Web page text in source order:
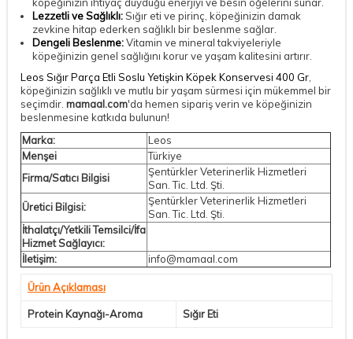
Lezzetli ve Sağlıklı: Sığır eti ve pirinç, köpeğinizin damak
zevkine hitap ederken sağlıklı bir beslenme sağlar.
Dengeli Beslenme:Vitamin ve mineral takviyeleriyle
köpeğinizin genel sağlığını korur ve yaşam kalitesini artırır.
Leos Sığır Parça Etli Soslu Yetişkin Köpek Konservesi 400 Gr
köpeğinizin sağlıklı ve mutlu bir yaşam sürmesi için mükemmel bir
seçimdir. mamaal.com'da hemen sipariş verin ve köpeğinizin
beslenmesine katkıda bulunun!
Marka:
Leos
Menşei
Türkiye
Firma/Satıcı Bilgisi
Şentürkler Veterinerlik Hizmetleri
San. Tic. Ltd. Şti.
Üretici Bilgisi:
Şentürkler Veterinerlik Hizmetleri
San. Tic. Ltd. Şti.
İthalatçı/Yetkili Temsilci/İfa
Hizmet Sağlayıcı:
İletişim:
info@mamaal.com
Ürün Açıklaması
Protein Kaynağı-Aroma Sığır Eti